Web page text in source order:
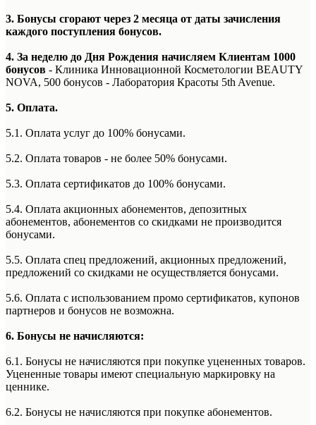
3. Бонусы сгорают через 2 месяца от даты зачисления
каждого поступления бонусов.
4. За неделю до Дня Рождения начисляем Клиентам 1000
бонусов - Клиника Инновационной Косметологии BEAUTY
NOVA, 500 бонусов - Лаборатория Красоты 5th Avenue.
5. Оплата.
5.1. Оплата услуг до 100% бонусами.
5.2. Оплата товаров - не более 50% бонусами.
5.3. Оплата сертификатов до 100% бонусами.
5.4. Оплата акционных абонементов, депозитных
абонементов, абонементов со скидками не производится
бонусами.
5.5. Оплата спец предложений, акционных предложений,
предложений со скидками не осуществляется бонусами.
5.6. Оплата с использованием промо сертификатов, купонов
партнеров и бонусов не возможна.
6. Бонусы не начисляются:
6.1. Бонусы не начисляются при покупке уцененных товаров.
Уцененные товары имеют специальную маркировку на
ценнике.
6.2. Бонусы не начисляются при покупке абонементов.